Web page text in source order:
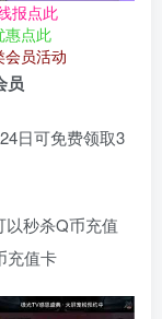
报点此
惠点此
会员活动
员
日可免费领取3
以秒杀Q币充值
充值卡